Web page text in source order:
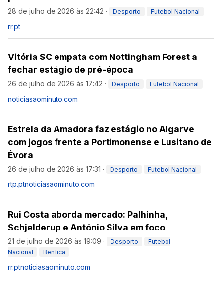
28 de julho de 2026 às 22:42 · Desporto Futebol Nacional
rr.pt
Vitória SC empata com Nottingham Forest a
fechar estágio de pré-época
26 de julho de 2026 às 17:42 · Desporto Futebol Nacional
noticiasaominuto.com
Estrela da Amadora faz estágio no Algarve
com jogos frente a Portimonense e Lusitano de
Évora
26 de julho de 2026 às 17:31 · Desporto Futebol Nacional
rtp.ptnoticiasaominuto.com
Rui Costa aborda mercado: Palhinha,
Schjelderup e António Silva em foco
21 de julho de 2026 às 19:09 · Desporto
Futebol
Nacional
Benfica
rr.ptnoticiasaominuto.com